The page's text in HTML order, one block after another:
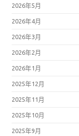
2026年4月
2026年3月
2026年2月
2026年1月
2025年12月
2025年11月
2025年10月
2025年9月
2025年8月